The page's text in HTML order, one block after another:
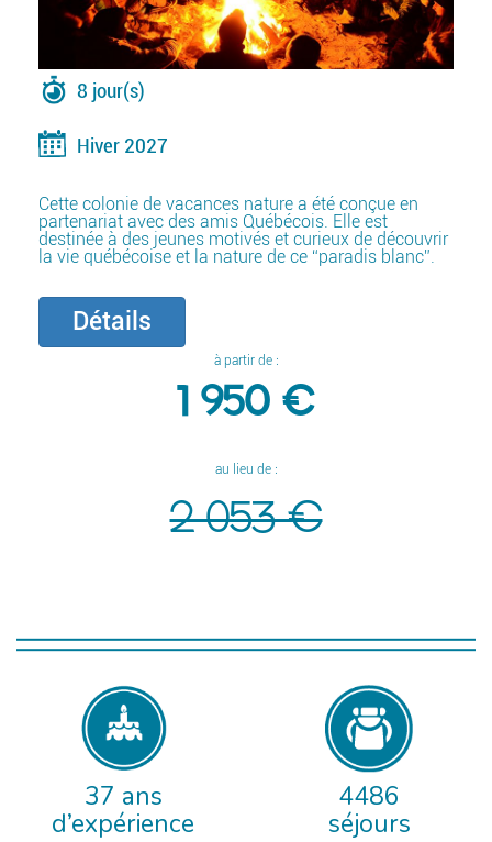
8 jour(s)
Hiver 2027
Cette colonie de vacances nature a été conçue en
partenariat avec des amis Québécois. Elle est
destinée à des jeunes motivés et curieux de découvrir
la vie québécoise et la nature de ce “paradis blanc”.
Détails
à partir de :
1 950 €
au lieu de :
2 053 €
37 ans
d’expérience
4486
séjours